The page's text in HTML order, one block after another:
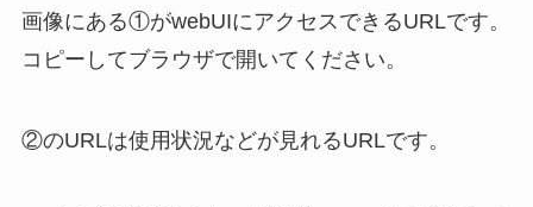
画像にある①がwebUIにアクセスできるURLです。
コピーしてブラウザで開いてください。
②のURLは使用状況などが見れるURLです。